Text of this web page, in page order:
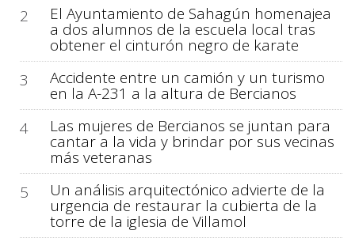
2
El Ayuntamiento de Sahagún homenajea
a dos alumnos de la escuela local tras
obtener el cinturón negro de karate
3
Accidente entre un camión y un turismo
en la A-231 a la altura de Bercianos
4
Las mujeres de Bercianos se juntan para
cantar a la vida y brindar por sus vecinas
más veteranas
5
Un análisis arquitectónico advierte de la
urgencia de restaurar la cubierta de la
torre de la iglesia de Villamol